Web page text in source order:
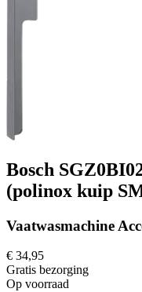
Bosch
(polinox kuip
Vaatwasmachine
€ 34,95
Gratis bezorging
Op voorraad